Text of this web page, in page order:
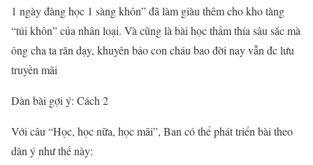
1 ngày đàng học 1 sàng khôn” đã làm giàu thêm cho kho tàng
“túi khôn” của nhân loại. Và cũng là bài học thấm thía sâu sắc mà
ông cha ta răn dạy, khuyên bảo con cháu bao đời nay vẫn đc lưu
truyền mãi
Dàn bài gợi ý: Cách 2
Với câu “Học, học nữa, học mãi”, Ban có thể phát triển bài theo
dàn ý như thế này: